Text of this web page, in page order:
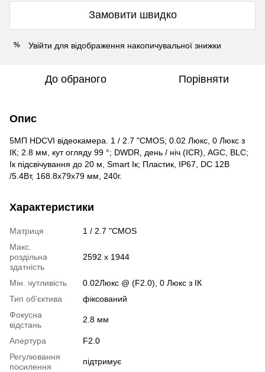
Замовити швидко
% Увійти для відображення накопичувальної знижки
До обраного Порівняти
Опис
5МП HDCVI відеокамера. 1 / 2.7 "CMOS; 0.02 Люкс, 0 Люкс з
ІК; 2.8 мм, кут огляду 99 °; DWDR, день / ніч (ICR), AGC, BLC;
Ік підсвічування до 20 м, Smart Ік; Пластик, IP67, DC 12В
/5.4Вт, 168.8x79x79 мм, 240г.
Характеристики
Матриця
1 / 2.7 "CMOS
Макс.
роздільна
здатність
2592 x 1944
Мін. чутливість
0.02Люкс @ (F2.0), 0 Люкс з ІК
Тип об'єктива
фіксований
Фокусна
відстань
2.8 мм
Апертура
F2.0
Регулювання
посилення
підтримує